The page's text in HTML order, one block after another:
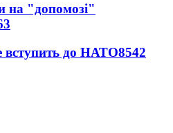
"допомозі"
вступить до НАТО8542